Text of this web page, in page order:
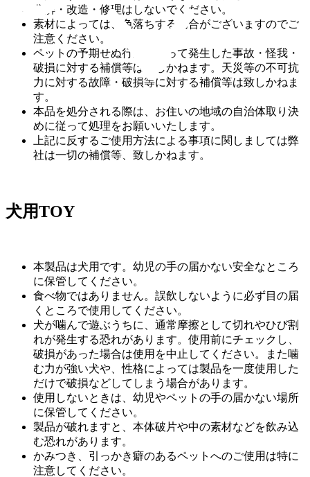
分解・改造・修理はしないでください。
素材によっては、色落ちする場合がございますのでご
注意ください。
ペットの予期せぬ行動によって発生した事故・怪我・
破損に対する補償等は致しかねます。天災等の不可抗
力に対する故障・破損等に対する補償等は致しかねま
す。
本品を処分される際は、お住いの地域の自治体取り決
めに従って処理をお願いいたします。
上記に反するご使用方法による事項に関しましては弊
社は一切の補償等、致しかねます。
犬用TOY
本製品は犬用です。幼児の手の届かない安全なところ
に保管してください。
食べ物ではありません。誤飲しないように必ず目の届
くところで使用してください。
犬が噛んで遊ぶうちに、通常摩擦として切れやひび割
れが発生する恐れがあります。使用前にチェックし、
破損があった場合は使用を中止してください。また噛
む力が強い犬や、性格によっては製品を一度使用した
だけで破損などしてしまう場合があります。
使用しないときは、幼児やペットの手の届かない場所
に保管してください。
製品が破れますと、本体破片や中の素材などを飲み込
む恐れがあります。
かみつき、引っかき癖のあるペットへのご使用は特に
注意してください。